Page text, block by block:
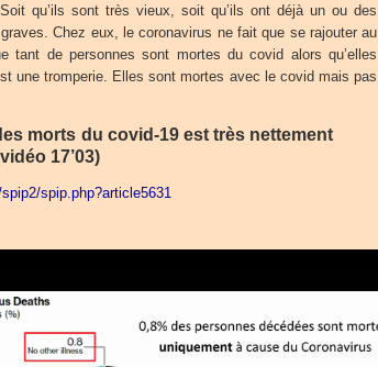
qu’ils sont très vieux, soit qu’ils ont déjà un ou des
Chez eux, le coronavirus ne fait que se rajouter au
tant de personnes sont mortes du covid alors qu’elles
une tromperie. Elles sont mortes avec le covid mais pas
morts du covid-19 est très nettement
17’03)
spip.php?article5631